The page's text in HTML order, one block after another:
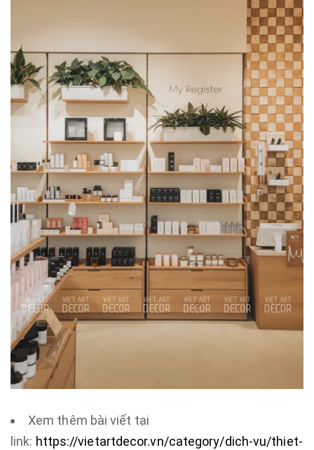
Xem thêm bài viết tại
link: https://vietartdecor.vn/category/dich-vu/thiet-